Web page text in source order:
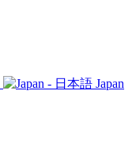
Japan